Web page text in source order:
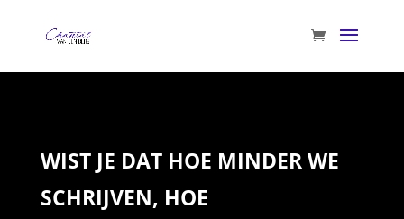
WIST JE DAT HOE MINDER WE
SCHRIJVEN, HOE